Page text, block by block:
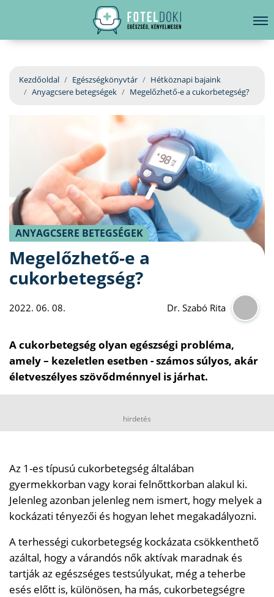
EGÉSZSÉGKÖNYVTÁR
BETEGSÉGKALAUZ
ORVOS VÁLASZOL
ORVOSKERESŐ
hirdetés
Kezdőoldal Egészségkönyvtár
Hétköznapi bajaink
Anyagcsere betegségek
Megelőzhető-e a cukorbetegség?
ANYAGCSERE BETEGSÉGEK
Megelőzhető-e a
cukorbetegség?
2022. 06. 08. Dr. Szabó Rita
A cukorbetegség olyan egészségi probléma,
amely – kezeletlen esetben - számos súlyos, akár
életveszélyes szövődménnyel is járhat.
hirdetés
Az 1-es típusú cukorbetegség általában
gyermekkorban vagy korai felnőttkorban alakul ki.
Jelenleg azonban jelenleg nem ismert, hogy melyek a
kockázati tényezői és hogyan lehet megakadályozni.
A terhességi cukorbetegség kockázata csökkenthető
azáltal, hogy a várandós nők aktívak maradnak és
tartják az egészséges testsúlyukat, még a teherbe
esés előtt is, különösen, ha más, cukorbetegségre